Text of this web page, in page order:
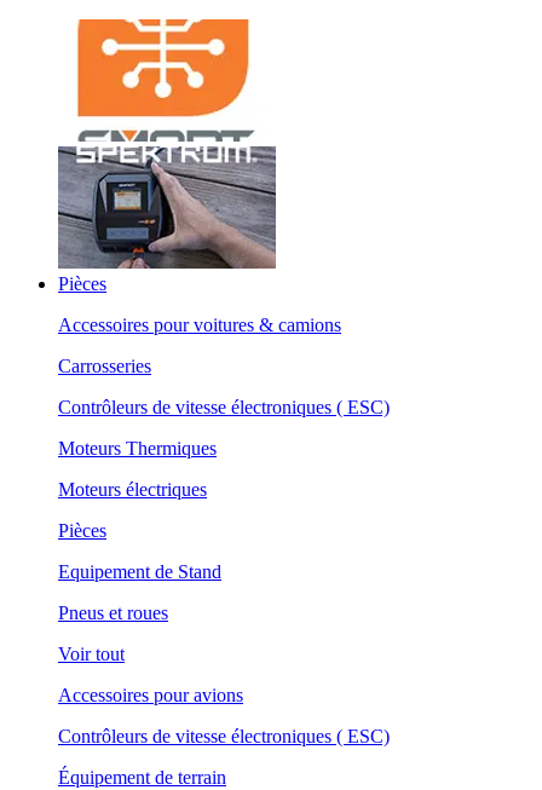
Pièces
Accessoires pour voitures & camions
Carrosseries
Contrôleurs de vitesse électroniques ( ESC)
Moteurs Thermiques
Moteurs électriques
Pièces
Equipement de Stand
Pneus et roues
Voir tout
Accessoires pour avions
Contrôleurs de vitesse électroniques ( ESC)
Équipement de terrain